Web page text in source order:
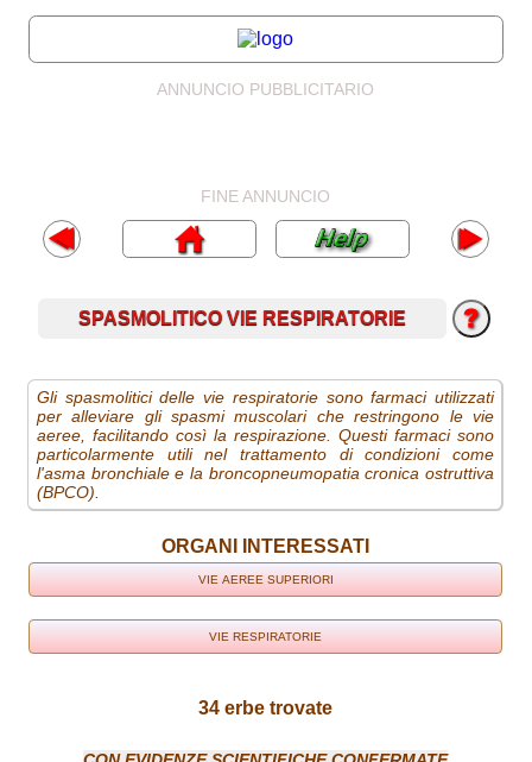
ANNUNCIO PUBBLICITARIO
FINE ANNUNCIO
SPASMOLITICO VIE RESPIRATORIE
Gli spasmolitici delle vie respiratorie sono farmaci utilizzati
per alleviare gli spasmi muscolari che restringono le vie
aeree, facilitando così la respirazione. Questi farmaci sono
particolarmente utili nel trattamento di condizioni come
l'asma bronchiale e la broncopneumopatia cronica ostruttiva
(BPCO).
ORGANI INTERESSATI
VIE AEREE SUPERIORI
VIE RESPIRATORIE
34 erbe trovate